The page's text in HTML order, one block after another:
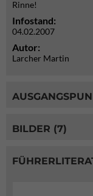
Rinne!
Infostand:
04.02.2007
Autor:
Larcher Martin
BILDER (7)